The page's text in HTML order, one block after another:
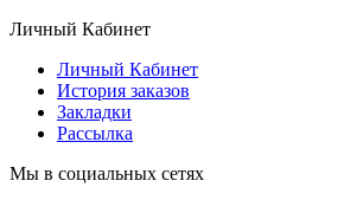
Личный Кабинет
Личный Кабинет
История заказов
Закладки
Рассылка
Мы в социальных сетях